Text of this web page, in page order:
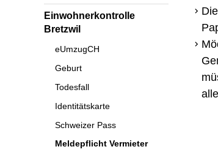
Einwohnerkontrolle
Bretzwil
eUmzugCH
Geburt
Todesfall
Identitätskarte
Schweizer Pass
Meldepflicht Vermieter